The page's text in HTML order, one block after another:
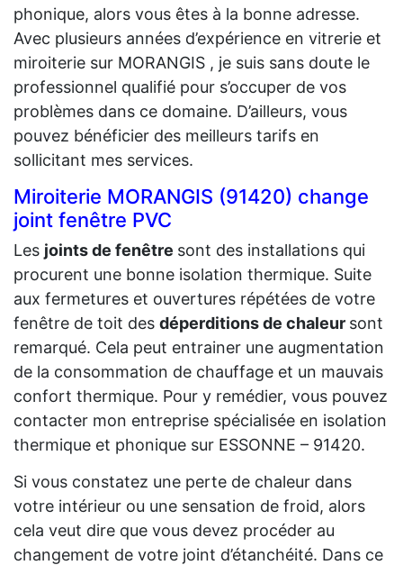
phonique, alors vous êtes à la bonne adresse.
Avec plusieurs années d’expérience en vitrerie et
miroiterie sur MORANGIS , je suis sans doute le
professionnel qualifié pour s’occuper de vos
problèmes dans ce domaine. D’ailleurs, vous
pouvez bénéficier des meilleurs tarifs en
sollicitant mes services.
Miroiterie MORANGIS (91420) change
joint fenêtre PVC
Les joints de fenêtre sont des installations qui
procurent une bonne isolation thermique. Suite
aux fermetures et ouvertures répétées de votre
fenêtre de toit des déperditions de chaleur sont
remarqué. Cela peut entrainer une augmentation
de la consommation de chauffage et un mauvais
confort thermique. Pour y remédier, vous pouvez
contacter mon entreprise spécialisée en isolation
thermique et phonique sur ESSONNE – 91420.
Si vous constatez une perte de chaleur dans
votre intérieur ou une sensation de froid, alors
cela veut dire que vous devez procéder au
changement de votre joint d’étanchéité. Dans ce